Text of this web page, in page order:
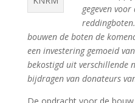
gegeven
bouwen de boten de
een investering gemoeid
bekostigd uit verschillende
bijdragen van donateurs